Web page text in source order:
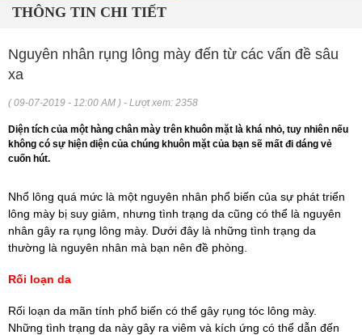
THÔNG TIN CHI TIẾT
Nguyên nhân rụng lông mày đến từ các vấn đề sâu
xa
( 09-07-2019 - 12:00 AM ) - Lượt xem: 2358
Diện tích của một hàng chân mày trên khuôn mặt là khá nhỏ, tuy nhiên nếu
không có sự hiện diện của chúng khuôn mặt của bạn sẽ mất đi dáng vẻ
cuốn hút.
Nhổ lông quá mức là một nguyên nhân phổ biến của sự phát triển
lông mày bị suy giảm, nhưng tình trạng da cũng có thể là nguyên
nhân gây ra rụng lông mày. Dưới đây là những tình trạng da
thường là nguyên nhân mà bạn nên đề phòng.
Rối loạn da
Rối loạn da mãn tính phổ biến có thể gây rụng tóc lông mày.
Những tình trạng da này gây ra viêm và kích ứng có thể dẫn đến